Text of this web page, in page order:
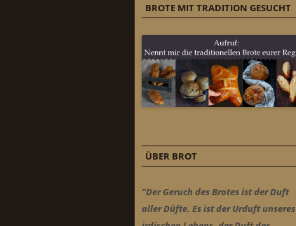
BROTE MIT TRADITION GESUCHT
ÜBER BROT
"Der Geruch des Brotes ist der Duft
aller Düfte. Es ist der Urduft unseres